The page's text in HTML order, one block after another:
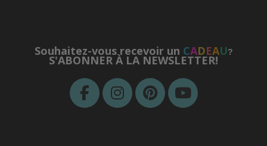
Souhaitez-vous recevoir un CADEAU?
S'ABONNER À LA NEWSLETTER!